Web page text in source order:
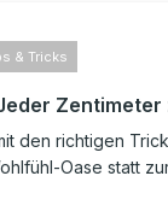
& Tricks
Zentimeter
den richtigen
Oase statt